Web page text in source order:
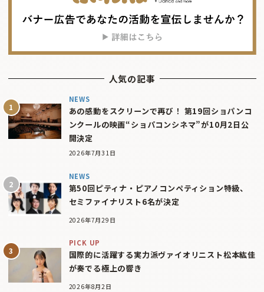
人気の記事
NEWS
あの感動をスクリーンで再び！ 第19回ショパンコ
ンクールの映画“ショパコンシネマ”が10月2日公
開決定
2026年7月31日
NEWS
第50回ピティナ・ピアノコンペティション特級、
セミファイナリスト6名が決定
2026年7月29日
PICK UP
国際的に活躍する実力派ヴァイオリニスト松本紘佳
が奏でる極上の響き
2026年8月2日